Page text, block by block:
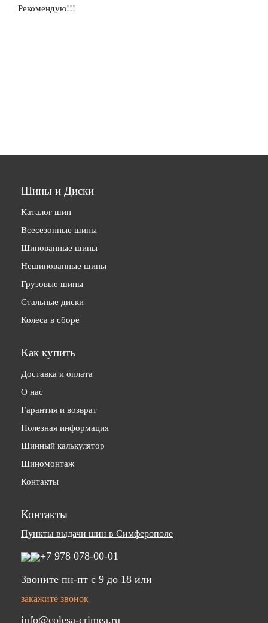
Рекомендую!!!
Шины и Диски
Каталог шин
Всесезонные шины
Шипованные шины
Нешипованные шины
Грузовые шины
Стальные диски
Колеса в сборе
Как купить
Доставка и оплата
О нас
Гарантия и возврат
Полезная информация
Шинный калькулятор
Шиномонтаж
Контакты
Контакты
Пункты выдачи шин в Симферополе
+7 978 078-00-01
Звоните пн-пт c 9 до 18 или
закажите звонок
info@colesa-crimea.ru